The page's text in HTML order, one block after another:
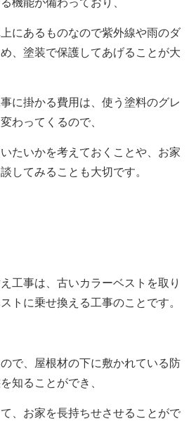
機能が備わっており、
にあるものなので紫外線や雨のダ
、塗装で保護してあげることが大
に掛かる費用は、使う塗料のグレ
わってくるので、
たいかを考えておくことや、お家
してみることも大切です。
工事は、古いカラーベストを取り
トに乗せ換える工事のことです。
で、屋根材の下に敷かれている防
知ることができ、
、お家を長持ちせさせることがで